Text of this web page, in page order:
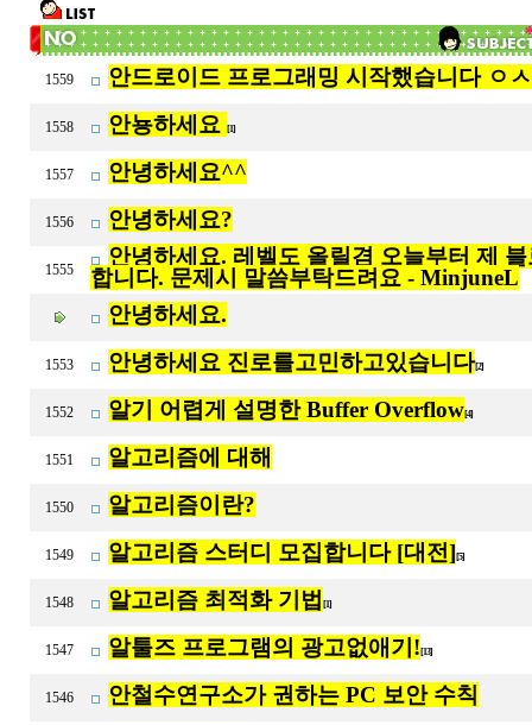
1559 안드로이드 프로그래밍 시작했습니다 ㅇ
1558 안뇽하세요 [1]
1557 안녕하세요^^
1556 안녕하세요?
1555
안녕하세요. 레벨도 올릴겸 오늘부터 제
합니다. 문제시 말씀부탁드려요 - MinjuneL
안녕하세요.
1553 안녕하세요 진로를고민하고있습니다[2]
1552 알기 어렵게 설명한 Buffer Overflow[4]
1551 알고리즘에 대해
1550 알고리즘이란?
1549 알고리즘 스터디 모집합니다 [대전] [5]
1548 알고리즘 최적화 기법 [1]
1547 알툴즈 프로그램의 광고없애기! [13]
1546 안철수연구소가 권하는 PC 보안 수칙